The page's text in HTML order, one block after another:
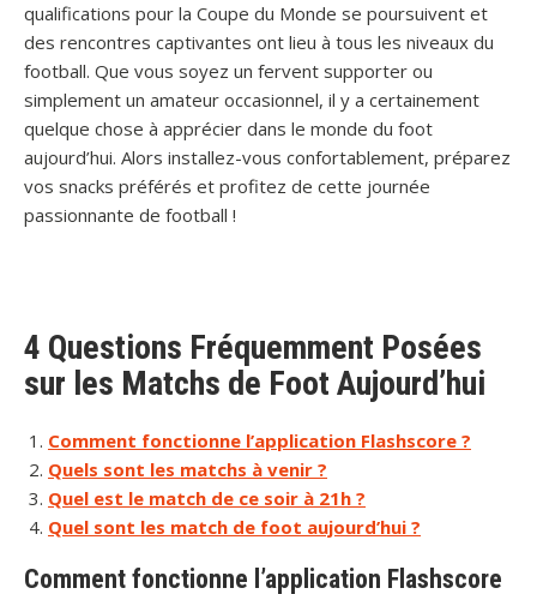
qualifications pour la Coupe du Monde se poursuivent et
des rencontres captivantes ont lieu à tous les niveaux du
football. Que vous soyez un fervent supporter ou
simplement un amateur occasionnel, il y a certainement
quelque chose à apprécier dans le monde du foot
aujourd’hui. Alors installez-vous confortablement, préparez
vos snacks préférés et profitez de cette journée
passionnante de football !
4 Questions Fréquemment Posées
sur les Matchs de Foot Aujourd’hui
Comment fonctionne l’application Flashscore ?
Quels sont les matchs à venir ?
Quel est le match de ce soir à 21h ?
Quel sont les match de foot aujourd’hui ?
Comment fonctionne l’application Flashscore